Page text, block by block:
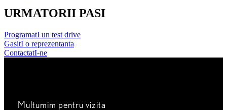
URMATORII PASI
ProgramatI un test drive
GasitI o reprezentanta
ContactatI-ne
Multumim pentru vizita